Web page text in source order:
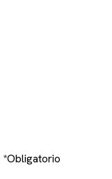
*Obligatorio